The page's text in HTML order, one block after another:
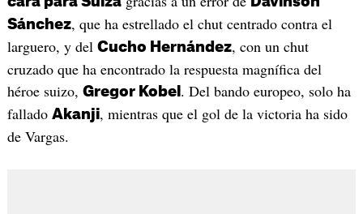
Sánchez, que ha estrellado el chut centrado contra el
larguero, y del Cucho Hernández, con un chut
cruzado que ha encontrado la respuesta magnífica del
héroe suizo, Gregor Kobel . Del bando europeo, solo ha
fallado Akanji, mientras que el gol de la victoria ha sido
de Vargas.